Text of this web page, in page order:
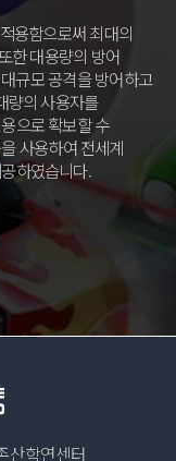
용함으로써 최대의
한 대용량의 방어
대규모 공격을 방어하고
량의 사용자를
으로 확보할 수
사용하여 전세계
하였습니다.
산학연센터